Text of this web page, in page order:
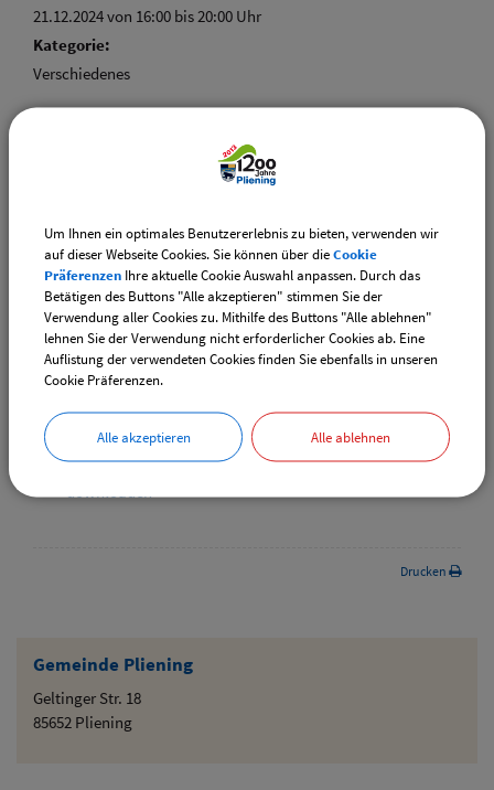
Gemeinde Pliening
Geltinger Str. 18
85652 Pliening
21.12.2024 von 16:00 bis 20:00 Uhr
Kategorie:
Verschiedenes
Adventsmarkt Hofladen Burghart
CSU-Ortshauptversammlung
Downloads
Die gefundenen Termine als iCal-Kalenderdatei
downloaden
Drucken
Um Ihnen ein optimales Benutzererlebnis zu bieten, verwenden wir
auf dieser Webseite Cookies. Sie können über dieCookie
Präferenzen Ihre aktuelle Cookie Auswahl anpassen. Durch das
Betätigen des Buttons "Alle akzeptieren" stimmen Sie der
Verwendung aller Cookies zu. Mithilfe des Buttons "Alle ablehnen"
lehnen Sie der Verwendung nicht erforderlicher Cookies ab. Eine
Auflistung der verwendeten Cookies finden Sie ebenfalls in unseren
Cookie Präferenzen.
Alle akzeptieren Alle ablehnen